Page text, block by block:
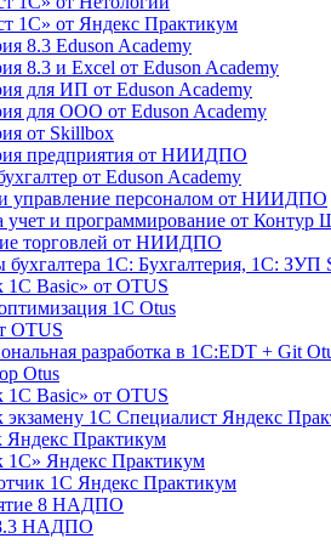
1С» от Яндекс Практикум
8.3 Eduson Academy
8.3 и Excel от Eduson Academy
для ИП от Eduson Academy
для ООО от Eduson Academy
от Skillbox
предприятия от НИИДПО
от Eduson Academy
управление персоналом от НИИДПО
учет и программирование от Контур
торговлей от НИИДПО
1С: Бухгалтерия, 1С: ЗУП
1С Basic» от OTUS
1С Otus
OTUS
разработка в 1С:EDT + Git
Otus
1С Basic» от OTUS
экзамену 1С Специалист Яндекс
Практикум
1С» Яндекс Практикум
1С Яндекс Практикум
8 НАДПО
НАДПО